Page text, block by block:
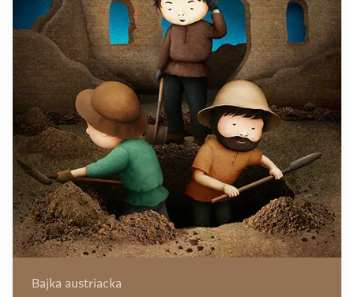
Bajka austriacka